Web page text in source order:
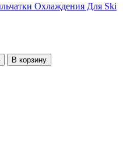
Охлаждения Для Ski
В корзину